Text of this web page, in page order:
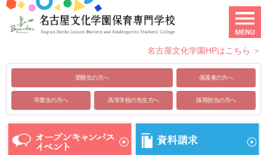
名古屋文化学園HPはこちら ＞
受験生の方へ 保護者の方へ
卒業生の方へ 高等学校の先生方へ 採用担当の方へ